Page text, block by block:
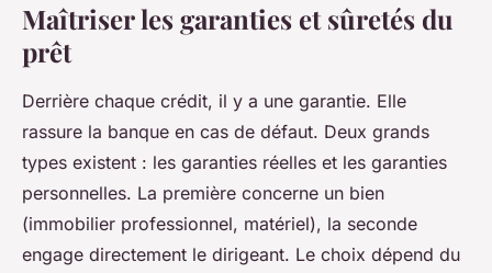
Maîtriser les garanties et sûretés du
prêt
Derrière chaque crédit, il y a une garantie. Elle
rassure la banque en cas de défaut. Deux grands
types existent : les garanties réelles et les garanties
personnelles. La première concerne un bien
(immobilier professionnel, matériel), la seconde
engage directement le dirigeant. Le choix dépend du